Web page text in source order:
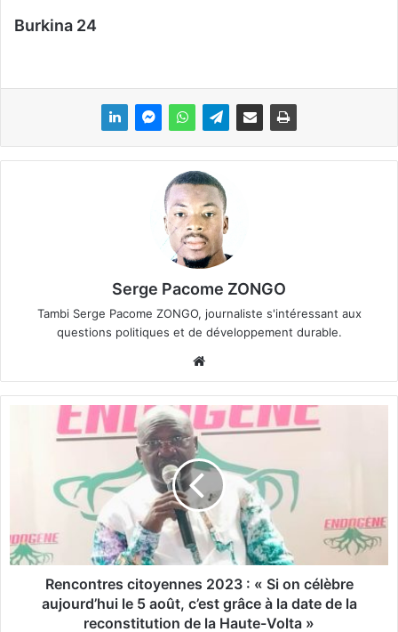
Burkina 24
Serge Pacome ZONGO
Tambi Serge Pacome ZONGO, journaliste s'intéressant aux
questions politiques et de développement durable.
bsi
te
r
e
Rencontres citoyennes 2023 : « Si on célèbre
aujourd’hui le 5 août, c’est grâce à la date de la
reconstitution de la Haute-Volta »